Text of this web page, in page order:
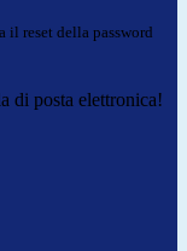
il reset della password
di posta elettronica!